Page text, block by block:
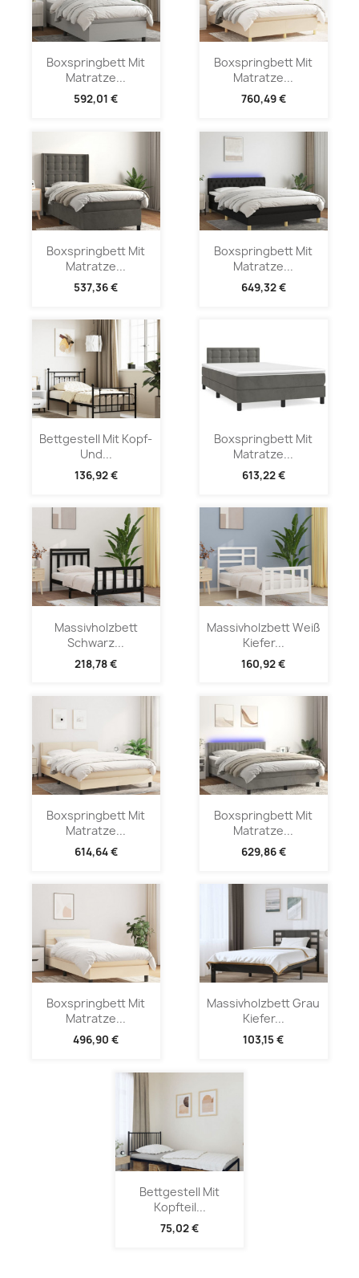
Boxspringbett Mit
Matratze...
592,01 €
Boxspringbett Mit
Matratze...
760,49 €
Boxspringbett Mit
Matratze...
537,36 €
Boxspringbett Mit
Matratze...
649,32 €
Bettgestell Mit Kopf-
Und...
136,92 €
Boxspringbett Mit
Matratze...
613,22 €
Massivholzbett
Schwarz...
218,78 €
Massivholzbett Weiß
Kiefer...
160,92 €
Boxspringbett Mit
Matratze...
614,64 €
Boxspringbett Mit
Matratze...
629,86 €
Boxspringbett Mit
Matratze...
496,90 €
Massivholzbett Grau
Kiefer...
103,15 €
Bettgestell Mit
Kopfteil...
75,02 €